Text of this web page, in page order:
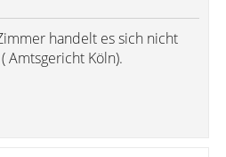
handelt es sich nicht
Amtsgericht Köln).